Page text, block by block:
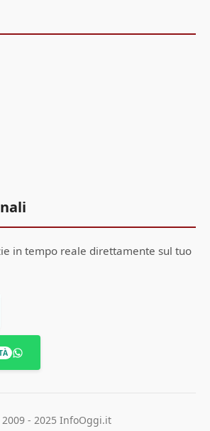
in tempo reale direttamente sul tuo
- 2025 InfoOggi.it